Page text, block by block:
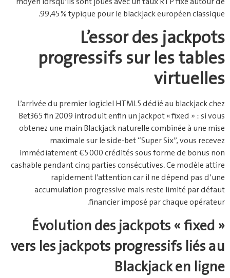
99,45 % typique pour le blackjack européen classique.
L’essor des jackpots
progressifs sur les tables
virtuelles
L’arrivée du premier logiciel HTML5 dédié au blackjack chez
Bet365 fin 2009 introduit enfin un jackpot « fixed » : si vous
obtenez une main Blackjack naturelle combinée à une mise
maximale sur le side‑bet “Super Six”, vous recevez
immédiatement €5 000 crédités sous forme de bonus non
cashable pendant cinq parties consécutives. Ce modèle attire
rapidement l’attention car il ne dépend pas d’une
accumulation progressive mais reste limité par défaut
financier imposé par chaque opérateur.
Évolution des jackpots « fixed »
vers les jackpots progressifs liés au
Blackjack en ligne